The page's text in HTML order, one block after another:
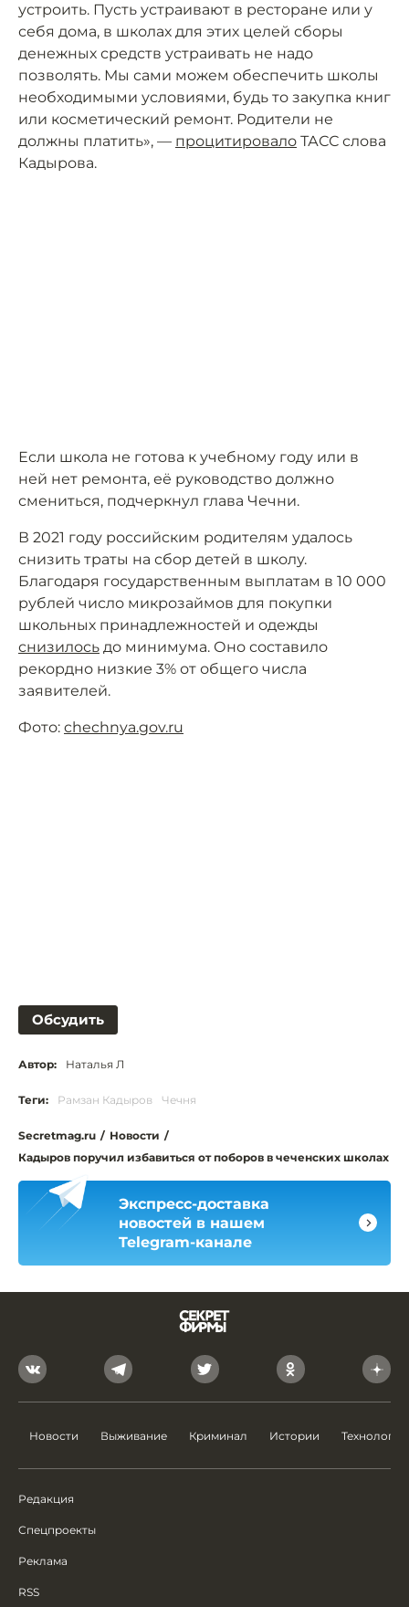
устроить. Пусть устраивают в ресторане или у
себя дома, в школах для этих целей сборы
денежных средств устраивать не надо
позволять. Мы сами можем обеспечить школы
необходимыми условиями, будь то закупка книг
или косметический ремонт. Родители не
должны платить», — процитировало ТАСС слова
Кадырова.
Если школа не готова к учебному году или в
ней нет ремонта, её руководство должно
смениться, подчеркнул глава Чечни.
В 2021 году российским родителям удалось
снизить траты на сбор детей в школу.
Благодаря государственным выплатам в 10 000
рублей число микрозаймов для покупки
школьных принадлежностей и одежды
снизилось до минимума. Оно составило
рекордно низкие 3% от общего числа
заявителей.
Фото: chechnya.gov.ru
Обсудить
Автор: Наталья Л
Теги: Рамзан Кадыров Чечня
Secretmag.ru / Новости /
Кадыров поручил избавиться от поборов в чеченских школах
Экспресс-доставка
новостей в нашем
Telegram-канале
Новости Выживание Криминал Истории Технологии
Редакция
Спецпроекты
Реклама
RSS